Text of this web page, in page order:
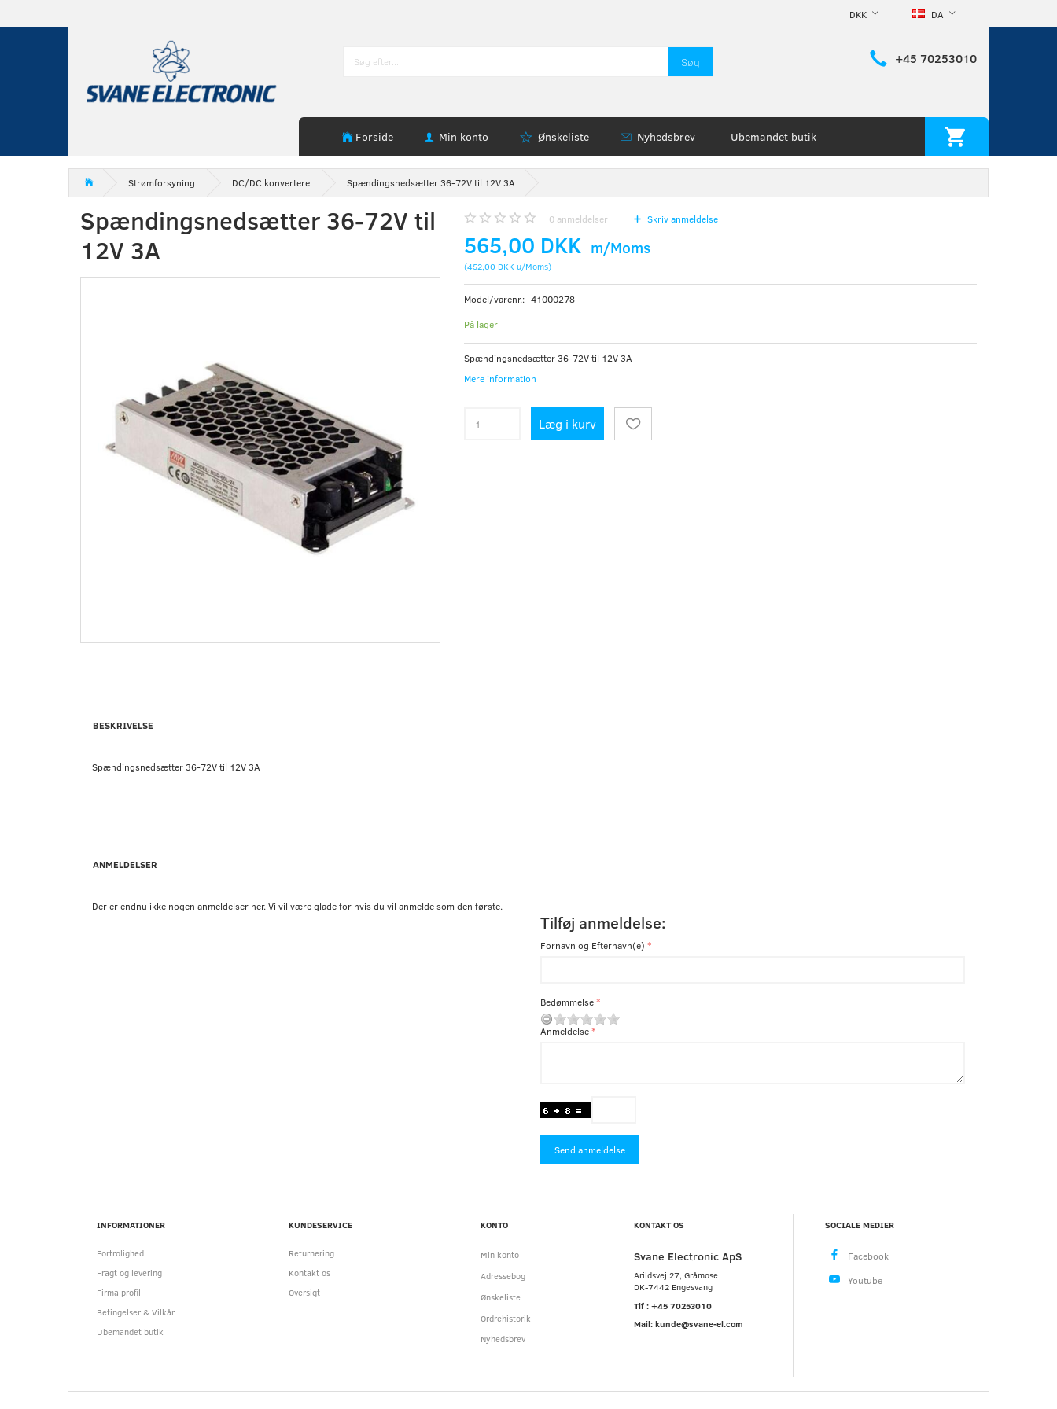
DA
DKK
Søg +45 70253010
Forside Min konto Ønskeliste Nyhedsbrev Ubemandet butik
Strømforsyning DC/DC konvertere Spændingsnedsætter 36-72V til 12V 3A
Spændingsnedsætter 36-72V til
12V 3A
0anmeldelser Skriv anmeldelse
565,00 DKK m/Moms
(452,00 DKKu/Moms)
Model/varenr.: 41000278
På lager
Spændingsnedsætter 36-72V til 12V 3A
Mere information
Læg i kurv
BESKRIVELSE
Spændingsnedsætter 36-72V til 12V 3A
ANMELDELSER
Der er endnu ikke nogen anmeldelser her. Vi vil være glade for hvis du vil anmelde som den første.
Tilføj anmeldelse:
Fornavn og Efternavn(e)
Bedømmelse
Anmeldelse
Send anmeldelse
INFORMATIONER
Fortrolighed
Fragt og levering
Firma profil
Betingelser & Vilkår
Ubemandet butik
KUNDESERVICE
Returnering
Kontakt os
Oversigt
KONTO
Min konto
Adressebog
Ønskeliste
Ordrehistorik
Nyhedsbrev
KONTAKT OS
Svane Electronic ApS
Arildsvej 27, Gråmose
DK-7442 Engesvang
Tlf : +45 70253010
Mail: kunde@svane-el.com
SOCIALE MEDIER